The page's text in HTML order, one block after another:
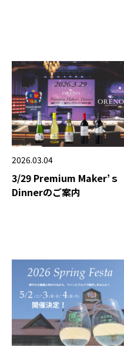
2026.03.04
3/29 Premium Maker’ｓ
Dinnerのご案内